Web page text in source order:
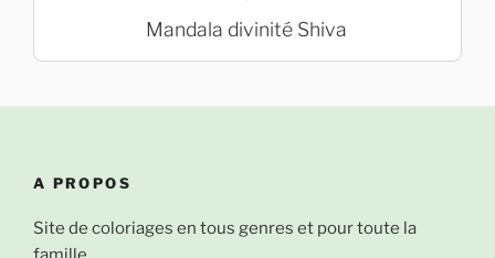
Mandala divinité Shiva
A PROPOS
Site de coloriages en tous genres et pour toute la